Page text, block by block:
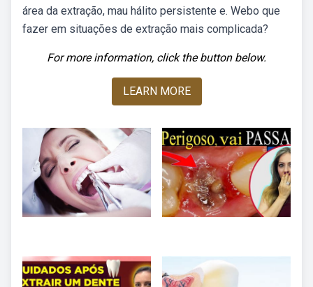
área da extração, mau hálito persistente e. Webo que
fazer em situações de extração mais complicada?
For more information, click the button below.
LEARN MORE